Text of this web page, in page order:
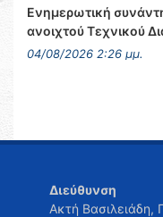
Ενημερωτική
ανοιχτού Τεχνικού
04/08/2026 2:26 μμ.
Διεύθυνση
Ακτή